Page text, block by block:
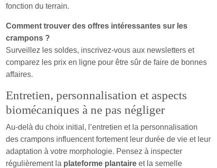
fonction du terrain.
Comment trouver des offres intéressantes sur les
crampons ?
Surveillez les soldes, inscrivez-vous aux newsletters et
comparez les prix en ligne pour être sûr de faire de bonnes
affaires.
Entretien, personnalisation et aspects
biomécaniques à ne pas négliger
Au-delà du choix initial, l’entretien et la personnalisation
des crampons influencent fortement leur durée de vie et leur
adaptation à votre morphologie. Pensez à inspecter
régulièrement la plateforme plantaire et la semelle